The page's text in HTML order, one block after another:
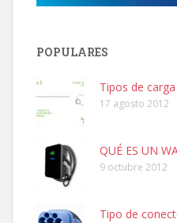
POPULARES
Tipos de
17 agosto 2012
QUÉ ES UN
9 octubre 2012
Tipo de